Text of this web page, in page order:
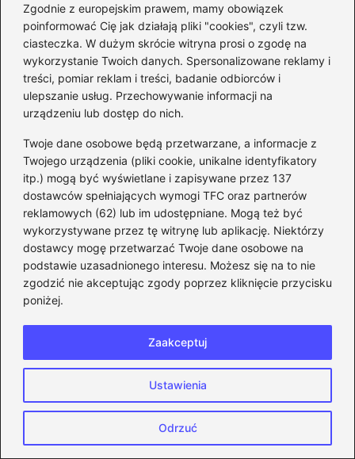
Zgodnie z europejskim prawem, mamy obowiązek
poinformować Cię jak działają pliki "cookies", czyli tzw.
ciasteczka. W dużym skrócie witryna prosi o zgodę na
wykorzystanie Twoich danych. Spersonalizowane reklamy i
treści, pomiar reklam i treści, badanie odbiorców i
ulepszanie usług. Przechowywanie informacji na
urządzeniu lub dostęp do nich.
Twoje dane osobowe będą przetwarzane, a informacje z
Twojego urządzenia (pliki cookie, unikalne identyfikatory
itp.) mogą być wyświetlane i zapisywane przez 137
dostawców spełniających wymogi TFC oraz partnerów
reklamowych (62) lub im udostępniane. Mogą też być
wykorzystywane przez tę witrynę lub aplikację. Niektórzy
dostawcy mogę przetwarzać Twoje dane osobowe na
podstawie uzasadnionego interesu. Możesz się na to nie
zgodzić nie akceptując zgody poprzez kliknięcie przycisku
poniżej.
Ustawienia
Odrzuć
Zaakceptuj
Spolszczenie Far Cry 5: Jak uzyskać
oficjalne tłumaczenie i najlepsze
darmowe modyfikacje językowe
2026-05-31
CS:GO
Wskazówki, jak skutecznie
użyć komendy na
pogrubiony celownik w AWP,
Major CS:GO tabela – Odkryj
najnowsze wyniki i
statystyki turniejów